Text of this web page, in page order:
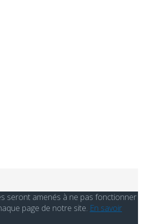
seront amenés à ne pas fonctionner
page de notre site. En savoir